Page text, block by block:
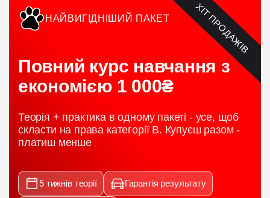
НАЙВИГІДНІШИЙ ПАКЕТ
Повний курс навчання з
економією 1 000₴
Теорія + практика в одному пакеті - усе, щоб
скласти на права категорії B. Купуєш разом -
платиш менше
5 тижнів теорії Гарантія результату
ХІТ ПРОДАЖІВ